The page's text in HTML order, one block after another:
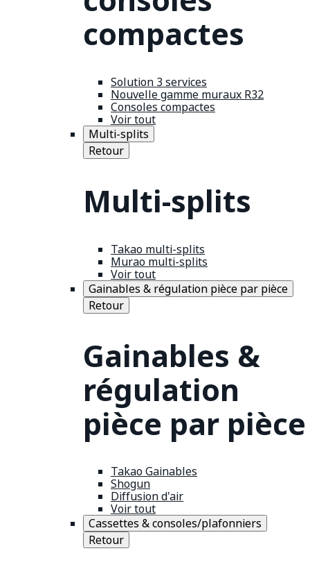
compactes
Solution 3 services
Nouvelle gamme muraux R32
Consoles compactes
Voir tout
Multi-splits
Retour
Multi-splits
Takao multi-splits
Murao multi-splits
Voir tout
Gainables & régulation pièce par pièce
Retour
Gainables &
régulation
pièce par pièce
Takao Gainables
Shogun
Diffusion d'air
Voir tout
Cassettes & consoles/plafonniers
Retour